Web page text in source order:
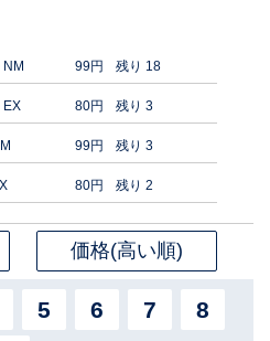
NM 99円 残り 18
EX 80円 残り 3
99円 残り 3
80円 残り 2
価格(高い順)
5 6 7
8